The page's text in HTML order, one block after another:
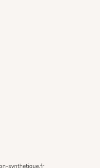
synthetique.fr